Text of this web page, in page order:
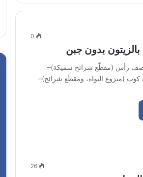
0
بالزيتون بدون جبن
رأس (مقطّع شرائح سميكة)–
(منزوع النواة، ومقطّع شرائح)–
26